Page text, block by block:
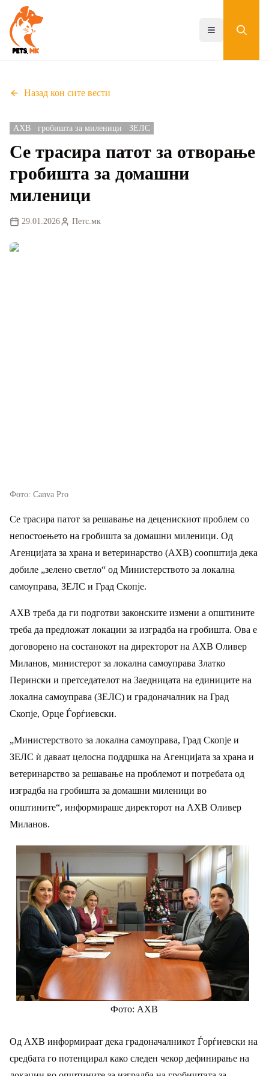
main
content
Toggle menu
Назад кон сите вести
АХВ гробишта за миленици ЗЕЛС
Се трасира патот за отворање
гробишта за домашни
миленици
29.01.2026 Петс.мк
Фото: Canva Pro
Се трасира патот за решавање на деценискиот проблем со
непостоењето на гробишта за домашни миленици. Од
Агенцијата за храна и ветеринарство (АХВ) соопштија дека
добиле „зелено светло“ од Mинистерството за локална
самоуправа, ЗЕЛС и Град Скопје.
АХВ треба да ги подготви законските измени а општините
треба да предложат локации за изградба на гробишта. Ова е
договорено на состанокот на директорот на АХВ Оливер
Миланов, министерот за локална самоуправа Златко
Перински и претседателот на Заедницата на единиците на
локална самоуправа (ЗЕЛС) и градоначалник на Град
Скопје, Орце Ѓорѓиевски.
„Министерството за локална самоуправа, Град Скопје и
ЗЕЛС ѝ даваат целосна поддршка на Агенцијата за храна и
ветеринарство за решавање на проблемот и потребата од
изградба на гробишта за домашни миленици во
општините“, информираше директорот на АХВ Оливер
Миланов.
Фото: АХВ
Од АХВ информираат дека градоначалникот Ѓорѓиевски на
средбата го потенцирал како следен чекор дефинирање на